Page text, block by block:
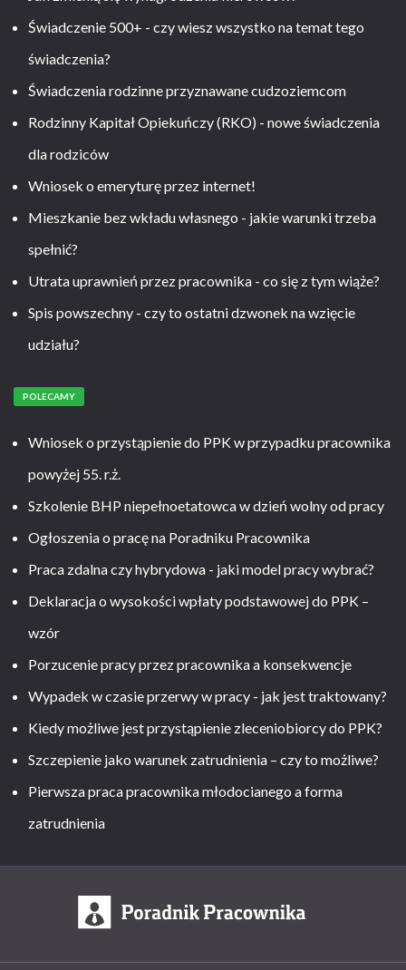
Świadczenie 500+ - czy wiesz wszystko na temat tego
świadczenia?
Świadczenia rodzinne przyznawane cudzoziemcom
Rodzinny Kapitał Opiekuńczy (RKO) - nowe świadczenia
dla rodziców
Wniosek o emeryturę przez internet!
Mieszkanie bez wkładu własnego - jakie warunki trzeba
spełnić?
Utrata uprawnień przez pracownika - co się z tym wiąże?
Spis powszechny - czy to ostatni dzwonek na wzięcie
udziału?
POLECAMY
Wniosek o przystąpienie do PPK w przypadku pracownika
powyżej 55. r.ż.
Szkolenie BHP niepełnoetatowca w dzień wolny od pracy
Ogłoszenia o pracę na Poradniku Pracownika
Praca zdalna czy hybrydowa - jaki model pracy wybrać?
Deklaracja o wysokości wpłaty podstawowej do PPK –
wzór
Porzucenie pracy przez pracownika a konsekwencje
Wypadek w czasie przerwy w pracy - jak jest traktowany?
Kiedy możliwe jest przystąpienie zleceniobiorcy do PPK?
Szczepienie jako warunek zatrudnienia – czy to możliwe?
Pierwsza praca pracownika młodocianego a forma
zatrudnienia